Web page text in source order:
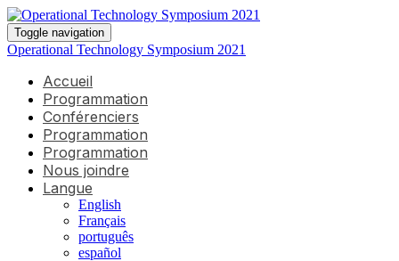
Toggle navigation
Operational Technology Symposium 2021
Accueil
Programmation
Conférenciers
Programmation
Programmation
Nous joindre
Langue
English
Français
português
español